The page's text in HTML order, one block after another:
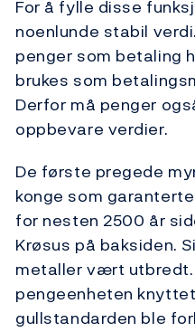
For å fylle disse
noenlunde stabil
penger som betaling
brukes som
Derfor må penger
oppbevare verdier.
De første pregede
konge som
for nesten 2500 år
Krøsus på baksiden.
metaller vært utbredt.
pengeenheten
gullstandarden ble